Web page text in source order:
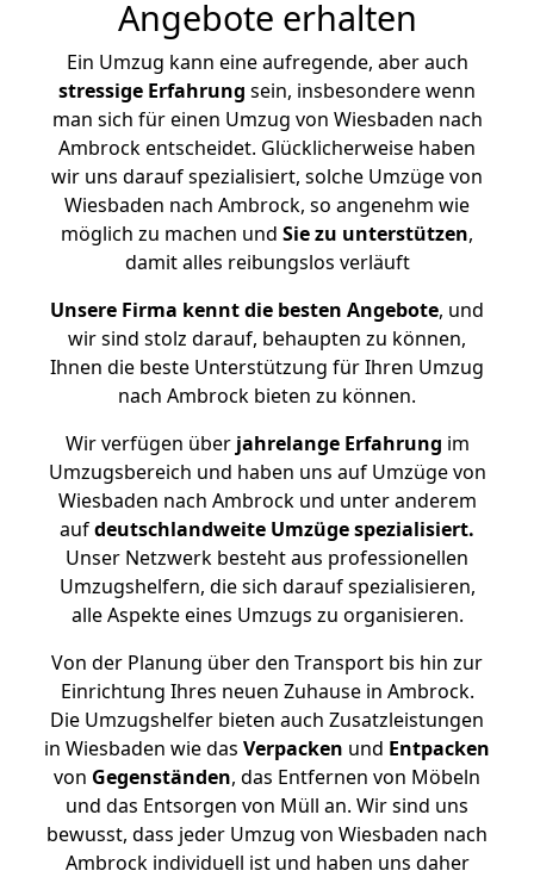
Angebote erhalten
Ein Umzug kann eine aufregende, aber auch
stressige Erfahrung sein, insbesondere wenn
man sich für einen Umzug von Wiesbaden nach
Ambrock entscheidet. Glücklicherweise haben
wir uns darauf spezialisiert, solche Umzüge von
Wiesbaden nach Ambrock, so angenehm wie
möglich zu machen und Sie zu unterstützen,
damit alles reibungslos verläuft
Unsere Firma kennt die besten Angebote, und
wir sind stolz darauf, behaupten zu können,
Ihnen die beste Unterstützung für Ihren Umzug
nach Ambrock bieten zu können.
Wir verfügen überjahrelange Erfahrung im
Umzugsbereich und haben uns auf Umzüge von
Wiesbaden nach Ambrock und unter anderem
aufdeutschlandweite Umzüge spezialisiert.
Unser Netzwerk besteht aus professionellen
Umzugshelfern, die sich darauf spezialisieren,
alle Aspekte eines Umzugs zu organisieren.
Von der Planung über den Transport bis hin zur
Einrichtung Ihres neuen Zuhause in Ambrock.
Die Umzugshelfer bieten auch Zusatzleistungen
in Wiesbaden wie das Verpacken und Entpacken
von Gegenständen, das Entfernen von Möbeln
und das Entsorgen von Müll an. Wir sind uns
bewusst, dass jeder Umzug von Wiesbaden nach
Ambrock individuell ist und haben uns daher